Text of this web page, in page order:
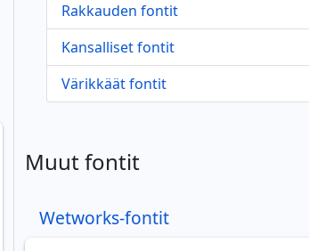
Rakkauden fontit
Kansalliset fontit
Värikkäät fontit
Muut fontit
Wetworks-fontit